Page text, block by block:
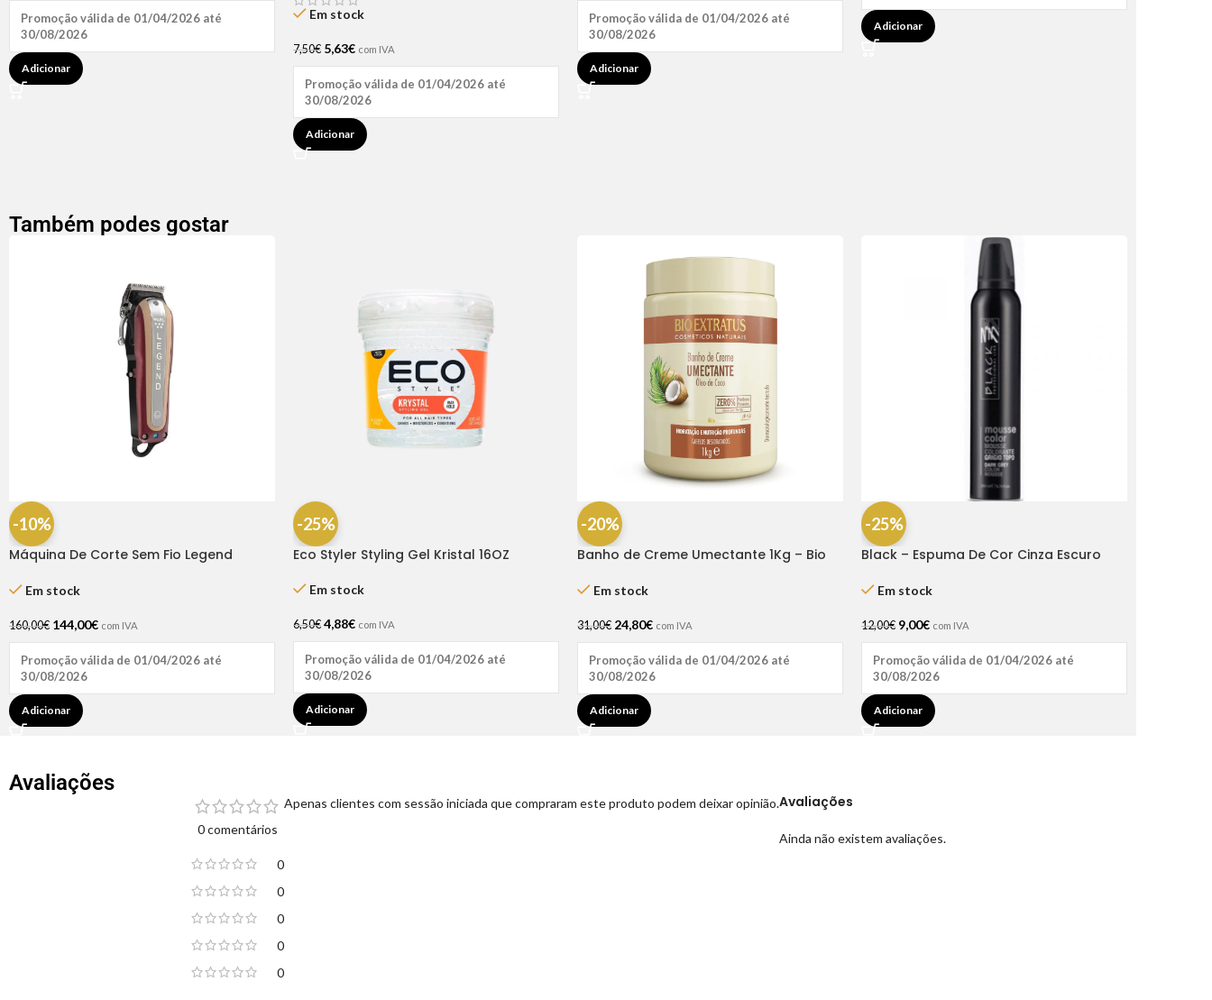
Promoção válida de 01/04/2026 até
30/08/2026
Adicionar
Em stock
7,50€ 5,63€ com IVA
Promoção válida de 01/04/2026 até
30/08/2026
Adicionar
Promoção válida de 01/04/2026 até
30/08/2026
Adicionar
Adicionar
Também podes gostar
-10%
Máquina De Corte Sem Fio Legend
Em stock
160,00€ 144,00€ com IVA
Promoção válida de 01/04/2026 até
30/08/2026
Adicionar
-25%
Eco Styler Styling Gel Kristal 16OZ
Em stock
6,50€ 4,88€ com IVA
Promoção válida de 01/04/2026 até
30/08/2026
Adicionar
-20%
Banho de Creme Umectante 1Kg – Bio
Em stock
31,00€ 24,80€ com IVA
Promoção válida de 01/04/2026 até
30/08/2026
Adicionar
-25%
Black – Espuma De Cor Cinza Escuro
Em stock
12,00€ 9,00€ com IVA
Promoção válida de 01/04/2026 até
30/08/2026
Adicionar
Avaliações
0 comentários
0
0
0
0
0
Avaliações
Ainda não existem avaliações.
Apenas clientes com sessão iniciada que compraram este produto podem deixar opinião.